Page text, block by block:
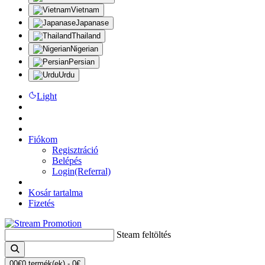
Vietnam
Japanase
Thailand
Nigerian
Persian
Urdu
Light
Fiókom
Regisztráció
Belépés
Login(Referral)
Kosár tartalma
Fizetés
St